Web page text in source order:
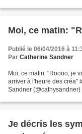
Moi, ce matin:
Publié le 06/04/2016 à
Par Catherine Sandner
Moi, ce matin: "Roooo, je
arriver à l'heure des créa"
Sandner
Je décris les